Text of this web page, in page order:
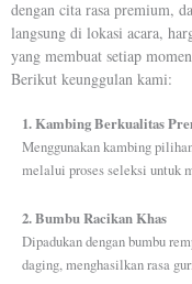
dengan cita rasa premium,
langsung di lokasi acara,
yang membuat setiap
Berikut keunggulan kami:
1. Kambing Berkualitas
Menggunakan kambing
melalui proses seleksi untuk
2. Bumbu Racikan Khas
Dipadukan dengan bumbu
daging, menghasilkan rasa